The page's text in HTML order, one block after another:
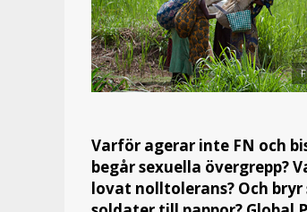
Varför agerar inte FN och
begår sexuella övergrepp?
lovat nolltolerans? Och